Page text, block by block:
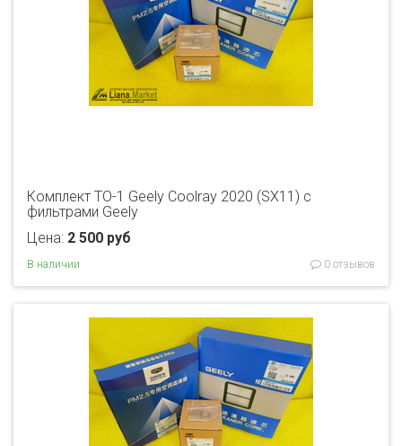
Комплект ТО-1 Geely Coolray 2020 (SX11) с
фильтрами Geely
Цена: 2 500 руб
В наличии 0 отзывов